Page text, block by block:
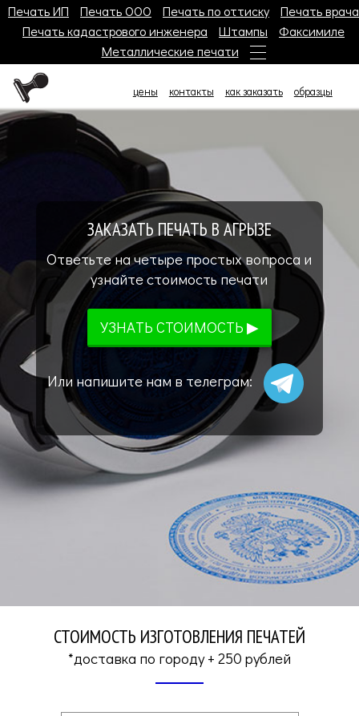
Печать ИП Печать ООО Печать по оттиску
Печать врача
Печать кадастрового инженера
Штампы
Факсимиле
Металлические печати
цены контакты как заказать образцы
ЗАКАЗАТЬ ПЕЧАТЬ В АГРЫЗЕ
Ответьте на четыре простых вопроса и
узнайте стоимость печати
Или напишите нам в телеграм:
СТОИМОСТЬ ИЗГОТОВЛЕНИЯ ПЕЧАТЕЙ
*доставка по городу + 250 рублей